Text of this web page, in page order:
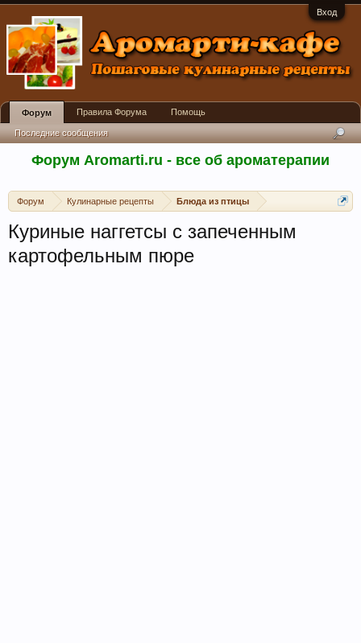
Вход
Форум Aromarti.ru - все об ароматерапии
Форум Кулинарные рецепты Блюда из птицы
Куриные наггетсы с запеченным
картофельным пюре
Форум
Последние сообщения
Правила Форума Помощь